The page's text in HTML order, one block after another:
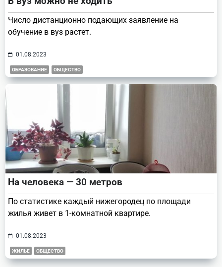
Число дистанционно подающих заявление на
обучение в вуз растет.
01.08.2023
ОБРАЗОВАНИЕ ОБЩЕСТВО
На человека — 30 метров
По статистике каждый нижегородец по площади
жилья живет в 1-комнатной квартире.
01.08.2023
ЖИЛЬЕ ОБЩЕСТВО